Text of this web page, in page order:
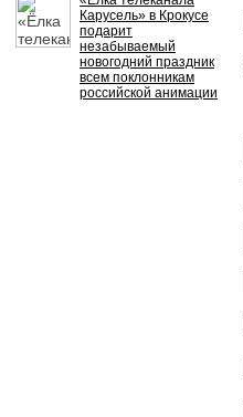
Карусель» в Крокусе
подарит
незабываемый
новогодний праздник
всем поклонникам
российской анимации